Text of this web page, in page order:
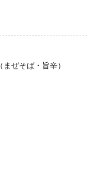
ぜそば・旨辛）